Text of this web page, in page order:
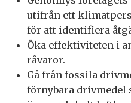
utifrån ett
för att identifiera
Öka effektiviteten i
råvaror.
Gå från fossila
förnybara drivmedel